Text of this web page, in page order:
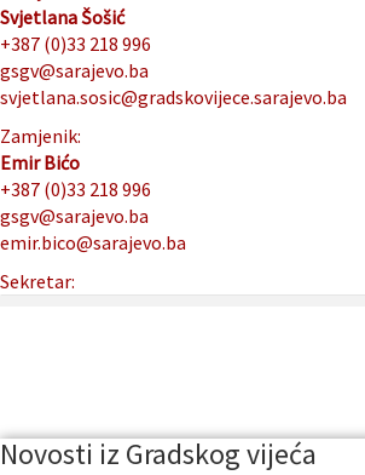
Svjetlana Šošić
+387 (0)33 218 996
gsgv@sarajevo.ba
svjetlana.sosic@gradskovijece.sarajevo.ba
Zamjenik:
Emir Bićo
+387 (0)33 218 996
gsgv@sarajevo.ba
emir.bico@sarajevo.ba
Sekretar:
Novosti iz Gradskog vijeća